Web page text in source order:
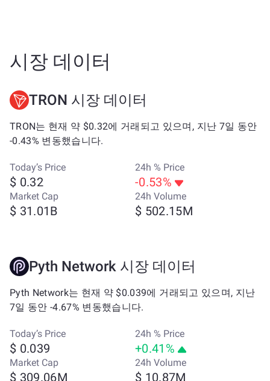
시장 데이터
TRON 시장 데이터
TRON는 현재 약 $0.32에 거래되고 있으며, 지난 7일 동안
-0.43% 변동했습니다.
Today’s Price
$ 0.32
24h % Price
-0.53%
Market Cap
$ 31.01B
24h Volume
$ 502.15M
Pyth Network 시장 데이터
Pyth Network는 현재 약 $0.039에 거래되고 있으며, 지난
7일 동안 -4.67% 변동했습니다.
Today’s Price
$ 0.039
24h % Price
+0.41%
Market Cap
$ 309.06M
24h Volume
$ 10.87M